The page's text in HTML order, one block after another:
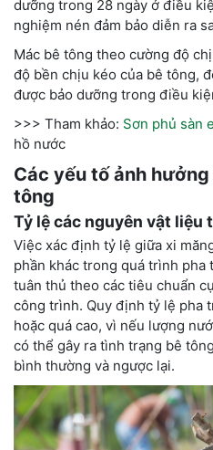
dưỡng trong 28 ngày ở điều
nghiệm nén đảm bảo diễn ra
Mác bê tông theo cường độ
độ bền chịu kéo của bê tông,
được bảo dưỡng trong điều
>>> Tham khảo: Sơn phủ sàn
hồ nước
Các yếu tố ảnh
tông
Tỷ lệ các nguyên vật liệu
Việc xác định tỷ lệ giữa xi
phần khác trong quá trình pha
tuân thủ theo các tiêu chuẩn
công trình. Quy định tỷ lệ pha
hoặc quá cao, vì nếu lượng
có thể gây ra tình trạng bê
bình thường và ngược lại.